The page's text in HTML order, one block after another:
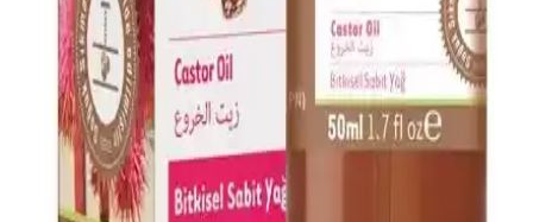
Afrodizyak etkili parfümler, cinsel arzuyu ve çekiciliği artırmak için
doğal bileşenler ve özel notalar içerir. Doğru seçim ve kullanım ile
kişisel cazibenizi güçlendirebilirsiniz.
Alerji Dostu ve Doğal Makyaj Ürünleri: Güvenle
Kullanabileceğiniz En İyi Seçenekler
Alerji dostu ve doğal makyaj ürünleri, hassas ciltler için güvenli,
çevre dostu ve dermatolojik testlerden geçmiş seçenekler sunar.